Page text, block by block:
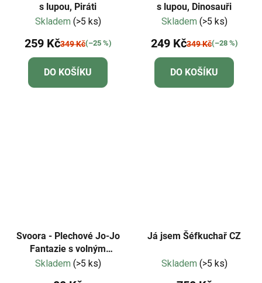
s lupou, Piráti
Skladem (>5 ks)
259 Kč349 Kč(–25 %)
DO KOŠÍKU
s lupou, Dinosauři
Skladem (>5 ks)
249 Kč349 Kč(–28 %)
DO KOŠÍKU
Svoora - Plechové Jo-Jo
Fantazie s volným
roztočením - kruhy
Skladem (>5 ks)
Já jsem Šéfkuchař CZ
Skladem (>5 ks)